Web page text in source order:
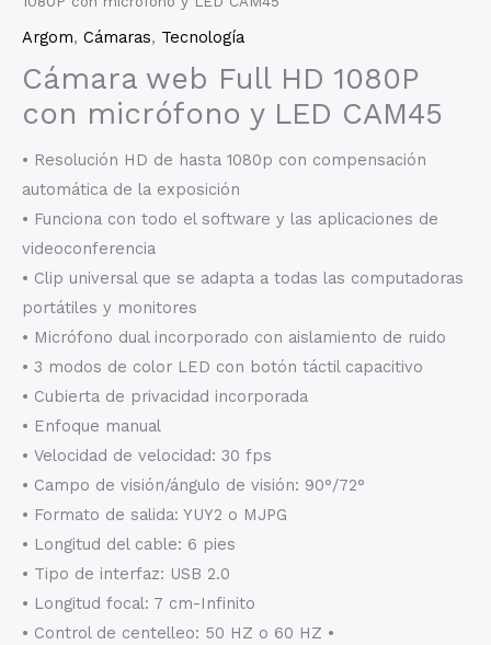
Argom, Cámaras, Tecnología
Cámara web Full HD 1080P
con micrófono y LED CAM45
• Resolución HD de hasta 1080p con compensación
automática de la exposición
• Funciona con todo el software y las aplicaciones de
videoconferencia
• Clip universal que se adapta a todas las computadoras
portátiles y monitores
• Micrófono dual incorporado con aislamiento de ruido
• 3 modos de color LED con botón táctil capacitivo
• Cubierta de privacidad incorporada
• Enfoque manual
• Velocidad de velocidad: 30 fps
• Campo de visión/ángulo de visión: 90°/72°
• Formato de salida: YUY2 o MJPG
• Longitud del cable: 6 pies
• Tipo de interfaz: USB 2.0
• Longitud focal: 7 cm-Infinito
• Control de centelleo: 50 HZ o 60 HZ •